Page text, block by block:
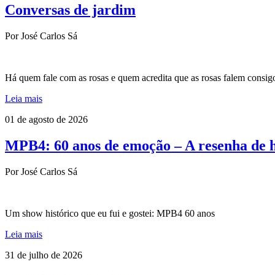
Conversas de jardim
Por José Carlos Sá
Há quem fale com as rosas e quem acredita que as rosas falem
Leia mais
01 de agosto de 2026
MPB4: 60 anos de emoção – A resenha de
Por José Carlos Sá
Um show histórico que eu fui e gostei: MPB4 60 anos
Leia mais
31 de julho de 2026